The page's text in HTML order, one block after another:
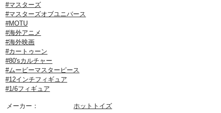
#マスターズ
#マスターズオブユニバース
#MOTU
#海外アニメ
#海外映画
#カートゥーン
#80'sカルチャー
#ムービーマスターピース
#12インチフィギュア
#1/6フィギュア
メーカー：
ホットトイズ